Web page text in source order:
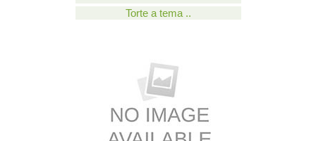
Torte a tema ..